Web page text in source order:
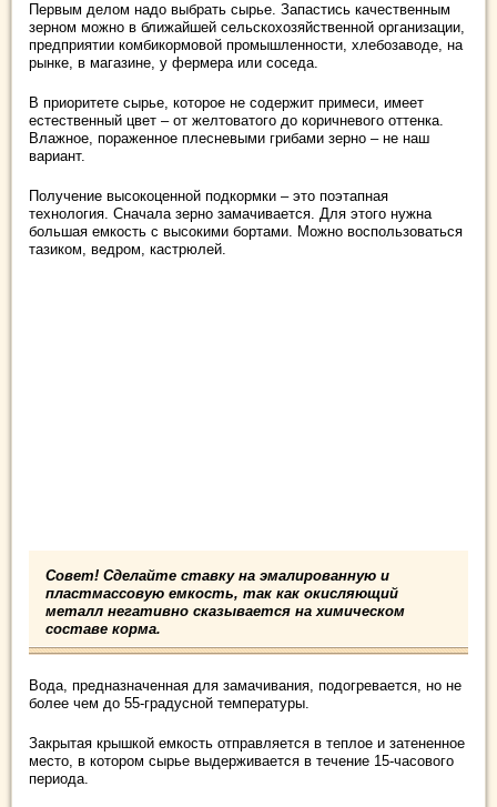
Первым делом надо выбрать сырье. Запастись качественным
зерном можно в ближайшей сельскохозяйственной организации,
предприятии комбикормовой промышленности, хлебозаводе, на
рынке, в магазине, у фермера или соседа.
В приоритете сырье, которое не содержит примеси, имеет
естественный цвет – от желтоватого до коричневого оттенка.
Влажное, пораженное плесневыми грибами зерно – не наш
вариант.
Получение высокоценной подкормки – это поэтапная
технология. Сначала зерно замачивается. Для этого нужна
большая емкость с высокими бортами. Можно воспользоваться
тазиком, ведром, кастрюлей.
Совет! Сделайте ставку на эмалированную и
пластмассовую емкость, так как окисляющий
металл негативно сказывается на химическом
составе корма.
Вода, предназначенная для замачивания, подогревается, но не
более чем до 55-градусной температуры.
Закрытая крышкой емкость отправляется в теплое и затененное
место, в котором сырье выдерживается в течение 15-часового
периода.